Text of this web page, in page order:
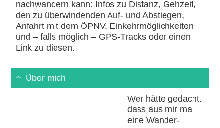
nachwandern kann: Infos zu Distanz, Gehzeit,
den zu überwindenden Auf- und Abstiegen,
Anfahrt mit dem ÖPNV, Einkehrmöglichkeiten
und – falls möglich – GPS-Tracks oder einen
Link zu diesen.
Über mich
Wer hätte gedacht,
dass aus mir mal
eine Wander-